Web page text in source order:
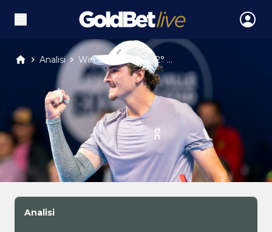
Analisi Wimbledon 2026, 2° ...
Analisi